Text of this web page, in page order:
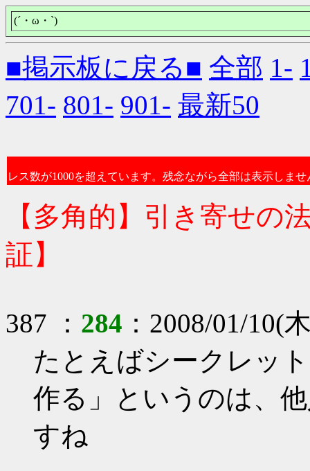
(´・ω・`)
■掲示板に戻る■ 全部 1-
701- 801- 901- 最新50
レス数が1000を超えています。残念ながら全部は表示しませ
【多角的】引き寄せの
証】
387 ： 284 ：2008/01/10(
たとえばシークレッ
作る」というのは、
すね